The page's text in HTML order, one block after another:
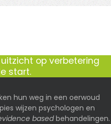
op verbetering
start.
hun weg in een oerwoud
wijzen psychologen en
basedbehandelingen.